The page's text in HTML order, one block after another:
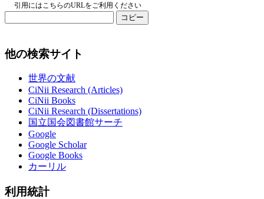
引用にはこちらのURLをご利用ください
コピー
他の検索サイト
世界の文献
CiNii Research (Articles)
CiNii Books
CiNii Research (Dissertations)
国立国会図書館サーチ
Google
Google Scholar
Google Books
カーリル
利用統計